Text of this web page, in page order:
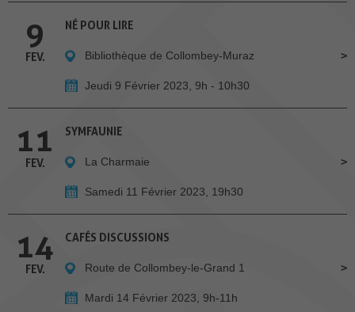
9
FEV.
NÉ POUR LIRE
Bibliothèque de Collombey-Muraz
Jeudi 9 Février 2023, 9h - 10h30
11
FEV.
SYMFAUNIE
La Charmaie
Samedi 11 Février 2023, 19h30
14
FEV.
CAFÉS DISCUSSIONS
Route de Collombey-le-Grand 1
Mardi 14 Février 2023, 9h-11h